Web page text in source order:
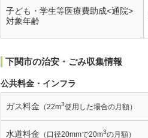
子ども・学生等医療費助成<通院>
対象年齢
下関市の治安・ごみ収集情報
公共料金・インフラ
ガス料金 （22m3使用した場合の月額）
水道料金 （口径20mmで20m3の月額）